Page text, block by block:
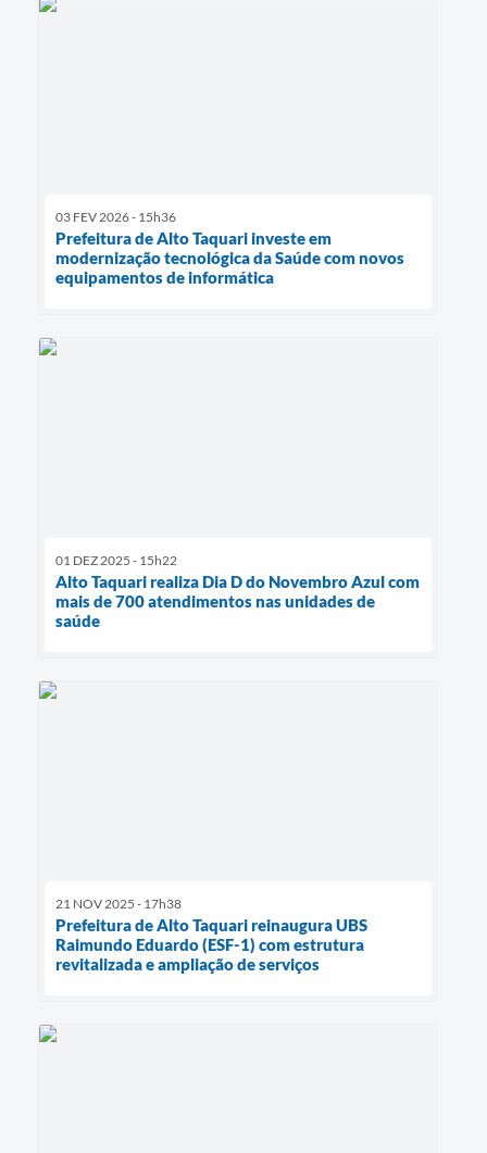
03 FEV 2026 - 15h36
Prefeitura de Alto Taquari investe em
modernização tecnológica da Saúde com novos
equipamentos de informática
01 DEZ 2025 - 15h22
Alto Taquari realiza Dia D do Novembro Azul com
mais de 700 atendimentos nas unidades de
saúde
21 NOV 2025 - 17h38
Prefeitura de Alto Taquari reinaugura UBS
Raimundo Eduardo (ESF-1) com estrutura
revitalizada e ampliação de serviços